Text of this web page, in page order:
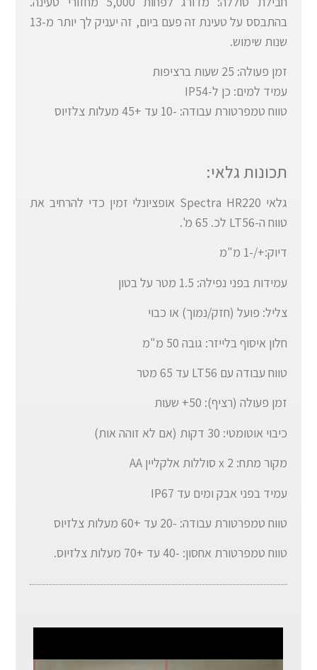
בהתבסס על טעינת זה פעם ביום, זה יעניק לך יותר מ-13
שנות שימוש.
זמן פעולה: 25 שעות ברציפות
עמיד למים: כן ל-IP54
טווח טמפרטורת עבודה: -10 עד +45 מעלות צלזיוס
תכונות גלאי:
גלאי Spectra HR220 אופציונלי זמין כדי להרחיב את
טווח ה-LT56 לכ. 65 מ'.
דיוק:+/-1 מ"מ
עמידות בפני נפילה: 1.5 מטר על בטון
צליל: פועל (חזק/נמוך) או כבוי
חלון איסוף בלייזר: גובה 50 מ"מ
טווח עבודה עם LT56 עד 65 מטר
זמן פעולה (רציף): 50+ שעות
כיבוי אוטומטי: 30 דקות (אם לא זוהה אות)
מקור מתח: 2 x סוללות אלקליין AA
עמיד בפני אבק ומים עד IP67
טווח טמפרטורת עבודה: -20 עד +60 מעלות צלזיוס
טווח טמפרטורת אחסון: -40 עד +70 מעלות צלזיוס.